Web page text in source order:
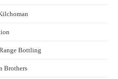
Bottling
Brothers